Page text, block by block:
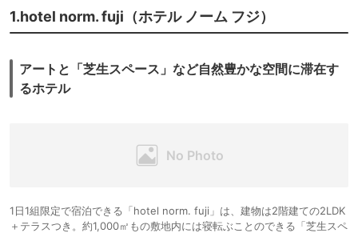
1.hotel norm. fuji（ホテル ノーム フジ）
アートと「芝生スペース」など自然豊かな空間に滞在す
るホテル
1日1組限定で宿泊できる「hotel norm. fuji」は、建物は2階建ての2LDK
＋テラスつき。約1,000㎡もの敷地内には寝転ぶことのできる「芝生スペ